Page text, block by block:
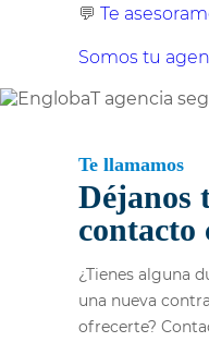
💬 Te
Somos tu
Te llamamos
Déjanos
contacto
¿Tienes alguna
una nueva
ofrecerte?